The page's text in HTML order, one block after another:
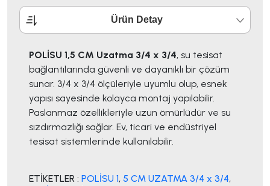
Ürün Detay
POLİSU 1,5 CM Uzatma 3/4 x 3/4, su tesisat
bağlantılarında güvenli ve dayanıklı bir çözüm
sunar. 3/4 x 3/4 ölçüleriyle uyumlu olup, esnek
yapısı sayesinde kolayca montaj yapılabilir.
Paslanmaz özellikleriyle uzun ömürlüdür ve su
sızdırmazlığı sağlar. Ev, ticari ve endüstriyel
tesisat sistemlerinde kullanılabilir.
ETİKETLER : POLİSU 1, 5 CM UZATMA 3/4 x 3/4,